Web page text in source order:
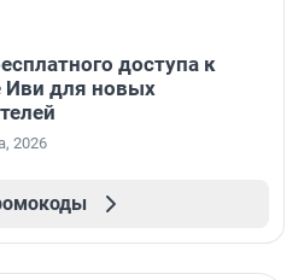
доступа к
Иви для новых
2026